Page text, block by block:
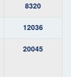
8320
12036
20045